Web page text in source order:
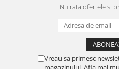
Nu rata ofertele si
Vreau sa primesc